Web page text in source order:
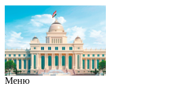
Меню